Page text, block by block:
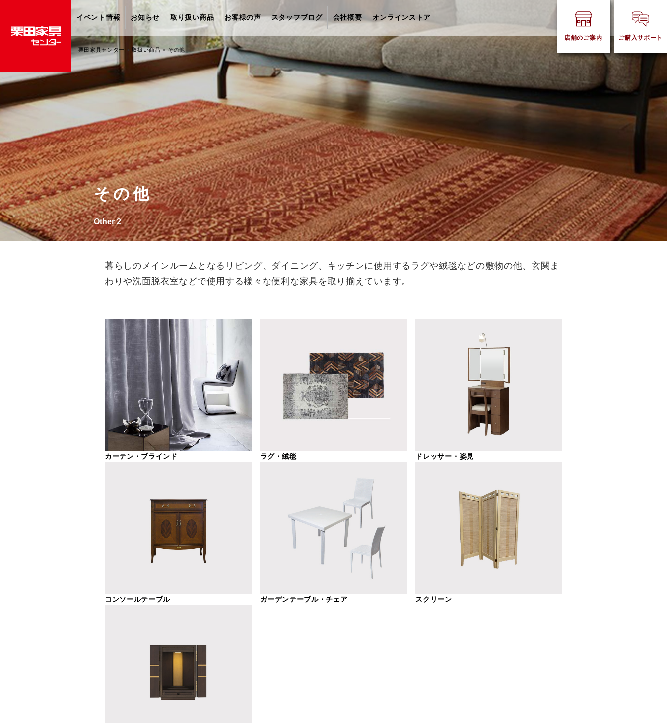
イベント情報 お知らせ 取り扱い商品 お客様の声 スタッフブログ 会社概要 オンラインストア
店舗のご案内 ご購入サポート
栗田家具センター > 取扱い商品>その他
その他
Other 2
暮らしのメインルームとなるリビング、ダイニング、キッチンに使用するラグや絨毯などの敷物の他、玄関ま
わりや洗面脱衣室などで使用する様々な便利な家具を取り揃えています。
カーテン・ブラインド ラグ・絨毯 ドレッサー・姿見
コンソールテーブル ガーデンテーブル・チェア スクリーン